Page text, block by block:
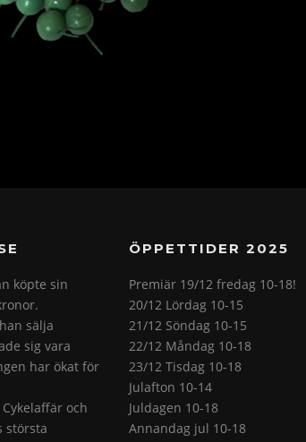
köpte sin
sälja
sig vara
har ökat för
och
största
ÖPPETTIDER 2025
Premiär 19/12 fredag 10-18!
20/12 Lördag 10-15
21/12 Söndag 10-15
22/12 Måndag 10-18
23/12 Tisdag 10-18
Julafton 10-14
Juldagen 10-18
Annandag jul 10-18